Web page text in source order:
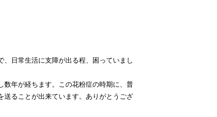
、日常生活に支障が出る程、困っていまし
数年が経ちます。この花粉症の時期に、普
送ることが出来ています。ありがとうござ